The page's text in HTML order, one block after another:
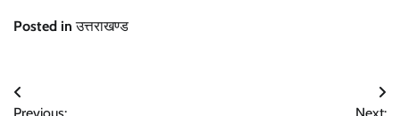
Posted inउत्तराखण्ड
Post
Previous:
Next: